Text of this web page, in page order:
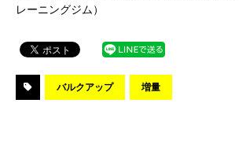
レーニングジム）
バルクアップ 増量